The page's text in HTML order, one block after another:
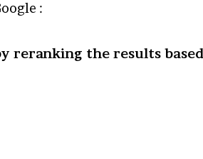
:
reranking the results